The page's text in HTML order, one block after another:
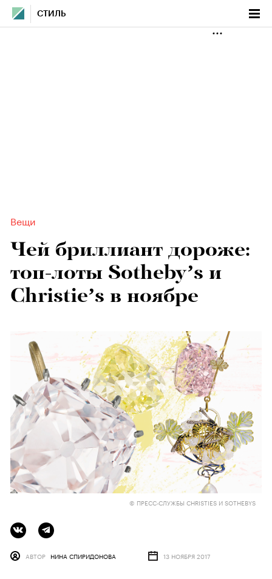
СТИЛЬ
Вещи
Чей бриллиант дороже:
топ-лоты Sotheby’s и
Christie’s в ноябре
© ПРЕСС-СЛУЖБЫ CHRISTIES И SOTHEBYS
АВТОР НИНА СПИРИДОНОВА 13 НОЯБРЯ 2017